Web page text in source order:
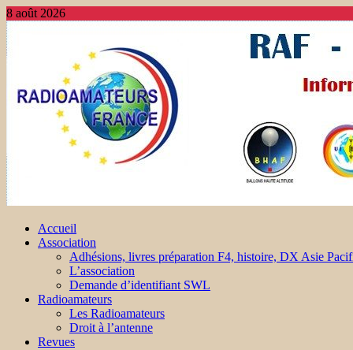
8 août 2026
Accueil
Association
Adhésions, livres préparation F4, histoire, DX Asie
L’association
Demande d’identifiant SWL
Radioamateurs
Les Radioamateurs
Droit à l’antenne
Revues